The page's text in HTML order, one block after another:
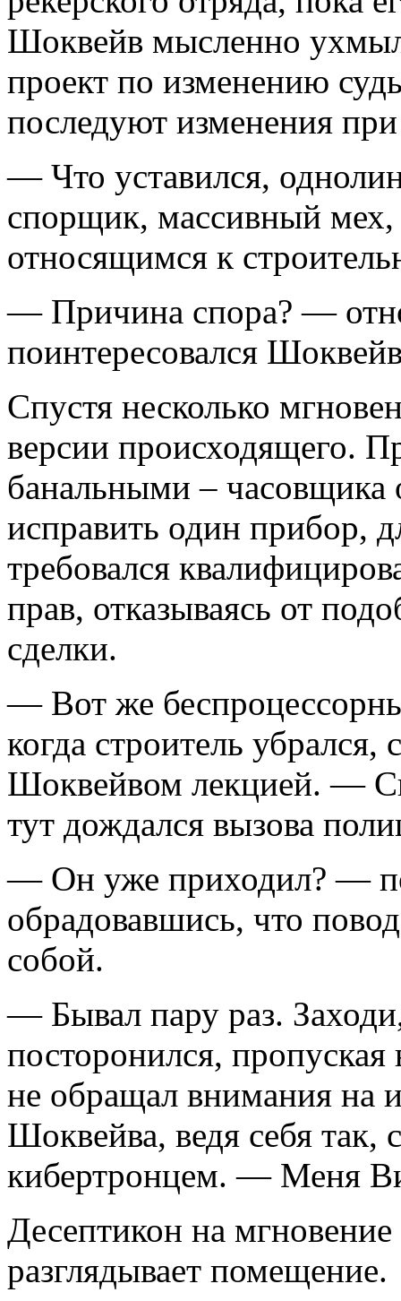
Шоквейв мысленно
проект по изменению
последуют изменения
— Что уставился,
спорщик, массивный
относящимся к
— Причина спора? —
поинтересовался
Спустя несколько
версии происходящего.
банальными – часовщика
исправить один прибор,
требовался
прав, отказываясь от
сделки.
— Вот же
когда строитель
Шоквейвом лекцией. —
тут дождался вызова
— Он уже приходил? —
обрадовавшись, что
собой.
— Бывал пару раз.
посторонился,
не обращал внимания на
Шоквейва, ведя себя
кибертронцем. — Меня
Десептикон на
разглядывает помещение.